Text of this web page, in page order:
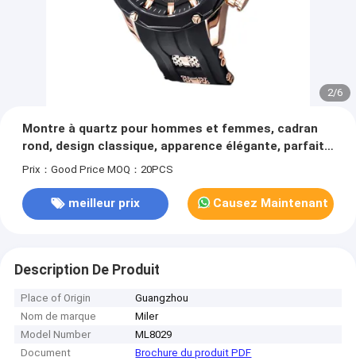
2/6
Montre à quartz pour hommes et femmes, cadran
rond, design classique, apparence élégante, parfaite
pour les activités professionnelles, décontractées
Prix：Good Price MOQ：20PCS
meilleur prix Causez Maintenant
Description De Produit
Place of Origin
Guangzhou
Nom de marque
Miler
Model Number
ML8029
Document
Brochure du produit PDF